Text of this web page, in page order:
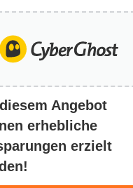
Angebot
erhebliche
erzielt